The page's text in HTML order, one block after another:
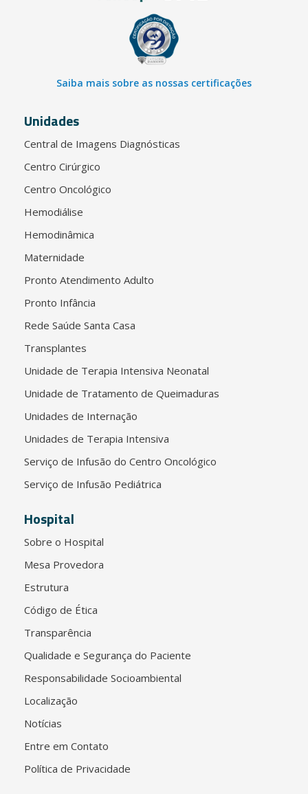
Saiba mais sobre as nossas certificações
Unidades
Central de Imagens Diagnósticas
Centro Cirúrgico
Centro Oncológico
Hemodiálise
Hemodinâmica
Maternidade
Pronto Atendimento Adulto
Pronto Infância
Rede Saúde Santa Casa
Transplantes
Unidade de Terapia Intensiva Neonatal
Unidade de Tratamento de Queimaduras
Unidades de Internação
Unidades de Terapia Intensiva
Serviço de Infusão do Centro Oncológico
Serviço de Infusão Pediátrica
Hospital
Sobre o Hospital
Mesa Provedora
Estrutura
Código de Ética
Transparência
Qualidade e Segurança do Paciente
Responsabilidade Socioambiental
Localização
Notícias
Entre em Contato
Política de Privacidade